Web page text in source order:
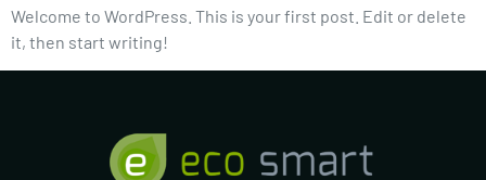
Welcome to WordPress. This is your first post. Edit or delete
it, then start writing!